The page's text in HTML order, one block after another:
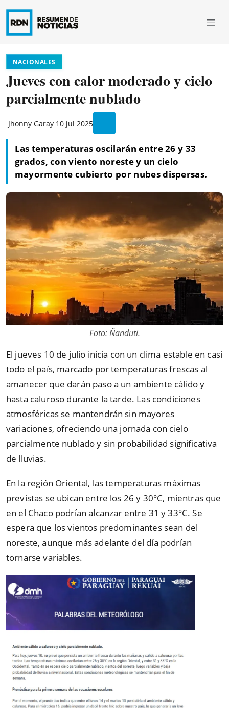
NACIONALES
Jueves con calor moderado y cielo
parcialmente nublado
Jhonny Garay 10 jul 2025
Las temperaturas oscilarán entre 26 y 33
grados, con viento noreste y un cielo
mayormente cubierto por nubes dispersas.
Foto: Ñanduti.
El jueves 10 de julio inicia con un clima estable en casi
todo el país, marcado por temperaturas frescas al
amanecer que darán paso a un ambiente cálido y
hasta caluroso durante la tarde. Las condiciones
atmosféricas se mantendrán sin mayores
variaciones, ofreciendo una jornada con cielo
parcialmente nublado y sin probabilidad significativa
de lluvias.
En la región Oriental, las temperaturas máximas
previstas se ubican entre los 26 y 30°C, mientras que
en el Chaco podrían alcanzar entre 31 y 33°C. Se
espera que los vientos predominantes sean del
noreste, aunque más adelante del día podrían
tornarse variables.